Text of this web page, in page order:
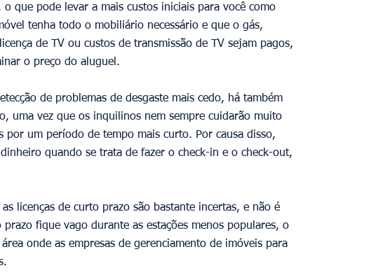
que pode levar a mais custos iniciais para você como
tenha todo o mobiliário necessário e que o gás,
de TV ou custos de transmissão de TV sejam pagos,
o preço do aluguel.
de problemas de desgaste mais cedo, há também
uma vez que os inquilinos nem sempre cuidarão muito
por um período de tempo mais curto. Por causa disso,
quando se trata de fazer o check-in e o check-out,
licenças de curto prazo são bastante incertas, e não é
fique vago durante as estações menos populares, o
onde as empresas de gerenciamento de imóveis para